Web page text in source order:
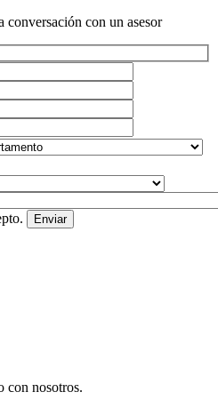
conversación con un asesor
con nosotros.